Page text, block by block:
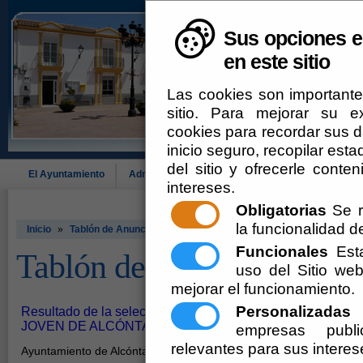
Sus opciones
en este sitio
Las cookies son
sitio. Para mejorar su
cookies para recordar sus
inicio seguro, recopilar
del sitio y ofrecerle
intereses.
Obligatorias Se
la funcionalidad
Funcionales
uso del Sitio
mejorar el funcionamiento.
Personalizadas
empresas
relevantes para sus
El Ayuntamiento Administración-e Que Hacer Cuando
Inicio » Tablón de Anuncios
Tablón de Anuncios
Resultado de la selección del primer trabajador del
JOVEN DE ALCÓNTAR
Ayuntamiento de Alcóntar - Secretaría -